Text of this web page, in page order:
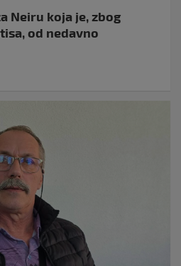
Neiru koja je, zbog
od nedavno